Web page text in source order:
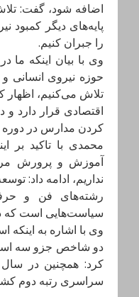
اضافه شود، گفت:
پایه‌های دیگر کمبود
را جبران کنیم.
وی با بیان اینکه ما
حوزه نیروی
تلاش می‌کنیم،
اقتصادی قرار دارد و
کردن مدارس در دوره
محمدی با تاکید بر
آموزش و پرورش
نداریم، ادامه داد:
رشته‌های فن و
سیاست‌هایی است که
وی با اشاره به
دو شاخص جزو سه
کرد: همچنین در
سراسری رتبه دوم